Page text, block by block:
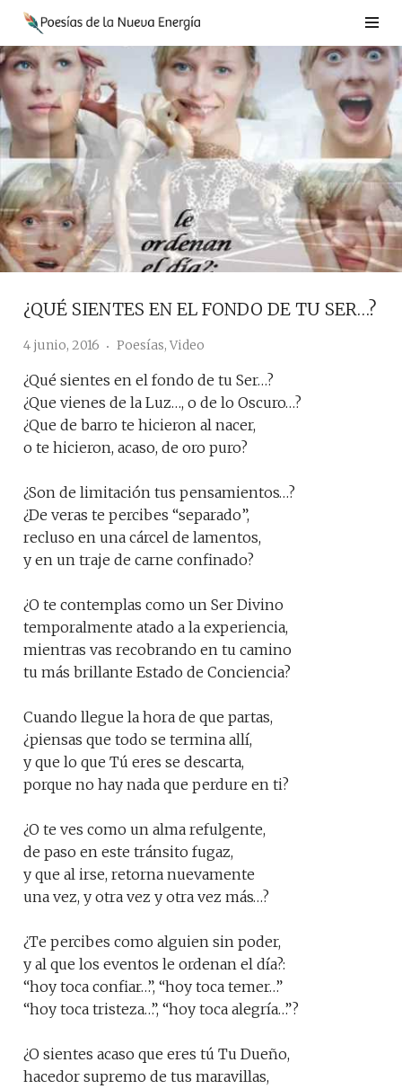
Saltar
contenido
¿QUÉ SIENTES EN EL FONDO DE TU SER…?
4 junio, 2016 Poesías, Video
¿Qué sientes en el fondo de tu Ser…?
¿Que vienes de la Luz…, o de lo Oscuro…?
¿Que de barro te hicieron al nacer,
o te hicieron, acaso, de oro puro?
¿Son de limitación tus pensamientos…?
¿De veras te percibes “separado”,
recluso en una cárcel de lamentos,
y en un traje de carne confinado?
¿O te contemplas como un Ser Divino
temporalmente atado a la experiencia,
mientras vas recobrando en tu camino
tu más brillante Estado de Conciencia?
Cuando llegue la hora de que partas,
¿piensas que todo se termina allí,
y que lo que Tú eres se descarta,
porque no hay nada que perdure en ti?
¿O te ves como un alma refulgente,
de paso en este tránsito fugaz,
y que al irse, retorna nuevamente
una vez, y otra vez y otra vez más…?
¿Te percibes como alguien sin poder,
y al que los eventos le ordenan el día?:
“hoy toca confiar…”, “hoy toca temer…”
“hoy toca tristeza…”, “hoy toca alegría…”?
¿O sientes acaso que eres tú Tu Dueño,
hacedor supremo de tus maravillas,